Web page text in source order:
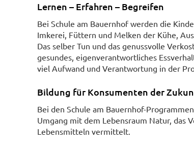
Lernen – Erfahren – Begreifen
Bei Schule am Bauernhof werden die
Imkerei, Füttern und Melken der Kühe,
Das selber Tun und das genussvolle
gesundes, eigenverantwortliches
viel Aufwand und Verantwortung in der
Bildung für Konsumenten der
Bei den Schule am Bauernhof-
Umgang mit dem Lebensraum Natur, das
Lebensmitteln vermittelt.